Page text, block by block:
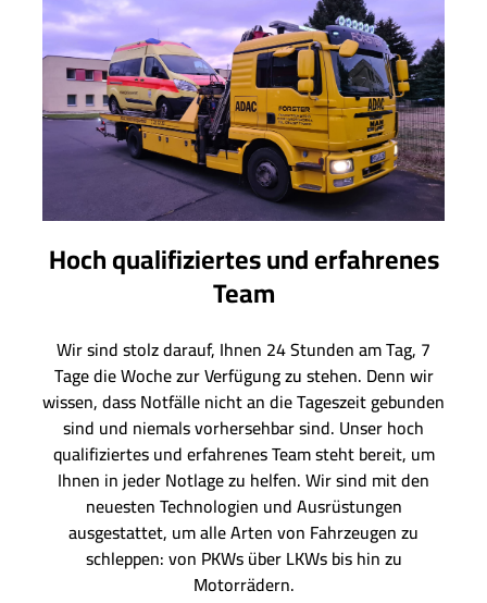
Hoch qualifiziertes und erfahrenes
Team
Wir sind stolz darauf, Ihnen 24 Stunden am Tag, 7
Tage die Woche zur Verfügung zu stehen. Denn wir
wissen, dass Notfälle nicht an die Tageszeit gebunden
sind und niemals vorhersehbar sind. Unser hoch
qualifiziertes und erfahrenes Team steht bereit, um
Ihnen in jeder Notlage zu helfen. Wir sind mit den
neuesten Technologien und Ausrüstungen
ausgestattet, um alle Arten von Fahrzeugen zu
schleppen: von PKWs über LKWs bis hin zu
Motorrädern.